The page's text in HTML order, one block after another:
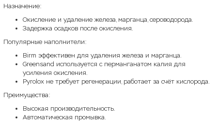
Назначение:
Окисление и удаление железа, марганца, сероводорода.
Задержка осадков после окисления.
Популярные наполнители:
Birm эффективен для удаления железа и марганца.
Greensand используется с перманганатом калия для
усиления окисления.
Pyrolox не требует регенерации, работает за счёт кислорода.
Преимущества:
Высокая производительность.
Автоматическая промывка.